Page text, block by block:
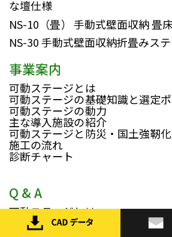
な壇仕様
NS-10（畳） 手動式壁面収納 畳
NS-30手動式壁面収納折畳みス
事業案内
可動ステージとは
可動ステージの基礎知識と選定
可動ステージの動力
主な導入施設の紹介
可動ステージと防災・国土強靭化
施工の流れ
診断チャート
Q & A
可動ステージとは
メリット